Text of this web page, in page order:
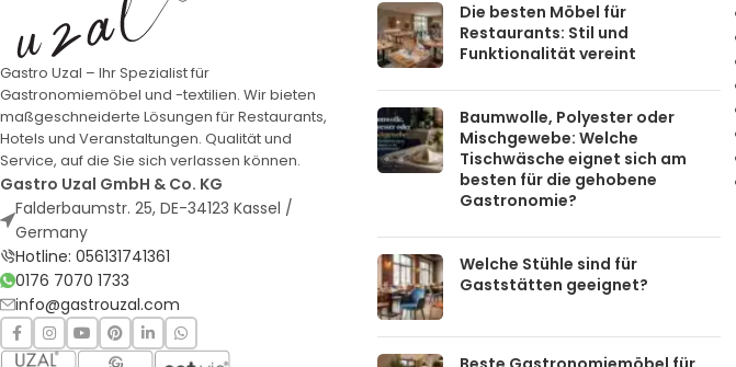
Gastro Uzal – Ihr Spezialist für
Gastronomiemöbel und -textilien. Wir bieten
maßgeschneiderte Lösungen für Restaurants,
Hotels und Veranstaltungen. Qualität und
Service, auf die Sie sich verlassen können.
Gastro Uzal GmbH & Co. KG
Falderbaumstr. 25, DE-34123 Kassel /
Germany
Hotline: 056131741361
0176 7070 1733
info@gastrouzal.com
Die besten Möbel für
Restaurants: Stil und
Funktionalität vereint
Baumwolle, Polyester oder
Mischgewebe: Welche
Tischwäsche eignet sich am
besten für die gehobene
Gastronomie?
Welche Stühle sind für
Gaststätten geeignet?